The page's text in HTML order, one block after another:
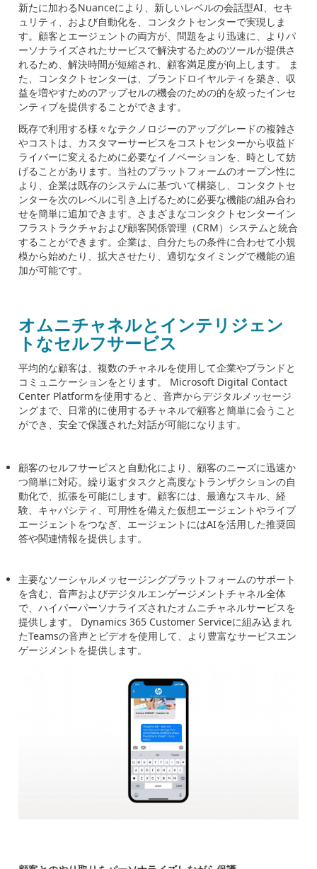
新たに加わるNuanceにより、新しいレベルの会話型AI、セキ
ュリティ、および自動化を、コンタクトセンターで実現しま
す。顧客とエージェントの両方が、問題をより迅速に、よりパ
ーソナライズされたサービスで解決するためのツールが提供さ
れるため、解決時間が短縮され、顧客満足度が向上します。 ま
た、コンタクトセンターは、ブランドロイヤルティを築き、収
益を増やすためのアップセルの機会のための的を絞ったインセ
ンティブを提供することができます。
既存で利用する様々なテクノロジーのアップグレードの複雑さ
やコストは、カスタマーサービスをコストセンターから収益ド
ライバーに変えるために必要なイノベーションを、時として妨
げることがあります。当社のプラットフォームのオープン性に
より、企業は既存のシステムに基づいて構築し、コンタクトセ
ンターを次のレベルに引き上げるために必要な機能の組み合わ
せを簡単に追加できます。さまざまなコンタクトセンターイン
フラストラクチャおよび顧客関係管理（CRM）システムと統合
することができます。企業は、自分たちの条件に合わせて小規
模から始めたり、拡大させたり、適切なタイミングで機能の追
加が可能です。
オムニチャネルとインテリジェン
トなセルフサービス
平均的な顧客は、複数のチャネルを使用して企業やブランドと
コミュニケーションをとります。
Microsoft Digital Contact
Center Platformを使用すると、音声からデジタルメッセージ
ングまで、日常的に使用するチャネルで顧客と簡単に会うこと
ができ、安全で保護された対話が可能になります。
顧客のセルフサービスと自動化により、顧客のニーズに迅速か
つ簡単に対応。繰り返すタスクと高度なトランザクションの自
動化で、拡張を可能にします。顧客には、最適なスキル、経
験、キャパシティ、可用性を備えた仮想エージェントやライブ
エージェントをつなぎ、エージェントにはAIを活用した推奨回
答や関連情報を提供します。
主要なソーシャルメッセージングプラットフォームのサポート
を含む、音声およびデジタルエンゲージメントチャネル全体
で、ハイパーパーソナライズされたオムニチャネルサービスを
提供します。
Dynamics 365 Customer Serviceに組み込まれ
たTeamsの音声とビデオを使用して、より豊富なサービスエン
ゲージメントを提供します。